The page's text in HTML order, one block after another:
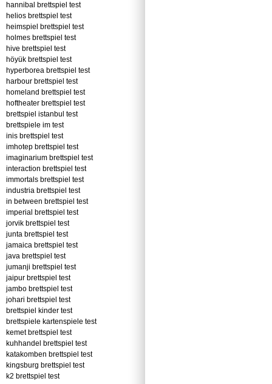
hannibal brettspiel test
helios brettspiel test
heimspiel brettspiel test
holmes brettspiel test
hive brettspiel test
höyük brettspiel test
hyperborea brettspiel test
harbour brettspiel test
homeland brettspiel test
hoftheater brettspiel test
brettspiel istanbul test
brettspiele im test
inis brettspiel test
imhotep brettspiel test
imaginarium brettspiel test
interaction brettspiel test
immortals brettspiel test
industria brettspiel test
in between brettspiel test
imperial brettspiel test
jorvik brettspiel test
junta brettspiel test
jamaica brettspiel test
java brettspiel test
jumanji brettspiel test
jaipur brettspiel test
jambo brettspiel test
johari brettspiel test
brettspiel kinder test
brettspiele kartenspiele test
kemet brettspiel test
kuhhandel brettspiel test
katakomben brettspiel test
kingsburg brettspiel test
k2 brettspiel test